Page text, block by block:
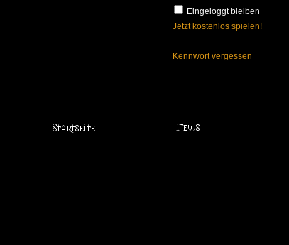
Eingeloggt bleiben
Jetzt kostenlos spielen!
Kennwort vergessen